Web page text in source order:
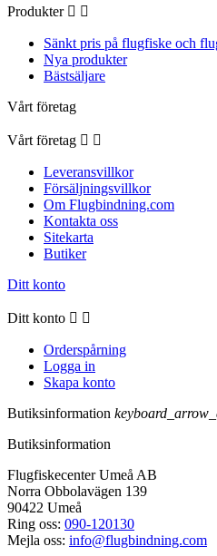
Produkter  
Sänkt pris på flugfiske och
Nya produkter
Bästsäljare
Vårt företag
Vårt företag  
Leveransvillkor
Försäljningsvillkor
Om Flugbindning.com
Kontakta oss
Sitekarta
Butiker
Ditt konto
Ditt konto  
Orderspårning
Logga in
Skapa konto
Butiksinformation
Butiksinformation
Flugfiskecenter Umeå AB
Norra Obbolavägen 139
90422 Umeå
Ring oss: 090-120130
Mejla oss: info@flugbindning.com